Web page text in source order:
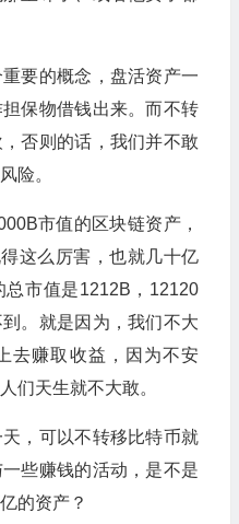
要的概念，盘活资产一
保物借钱出来。而不转
否则的话，我们并不敢
险。
市值的区块链资产，
这么厉害，也就几十亿
市值是1212B，12120
。就是因为，我们不大
去赚取收益，因为不安
们天生就不大敢。
，可以不转移比特币就
些赚钱的活动，是不是
的资产？